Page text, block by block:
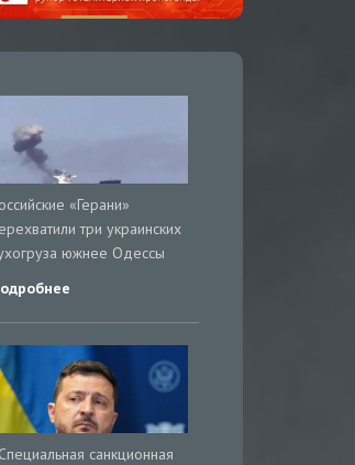
«Герани»
три украинских
южнее Одессы
санкционная